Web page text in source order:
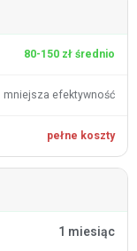
80-150 zł średnio
mniejsza efektywność
pełne koszty
1 miesiąc